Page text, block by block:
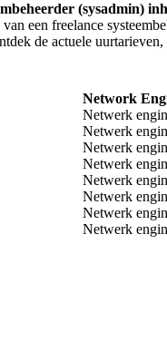
(sysadmin)
een freelance
de actuele uurtarieven,
Network
Netwerk
Netwerk
Netwerk
Netwerk
Netwerk
Netwerk
Netwerk
Netwerk